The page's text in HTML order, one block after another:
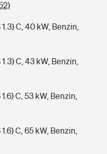
C, 40 kW, Benzin,
C, 43 kW, Benzin,
C, 53 kW, Benzin,
C, 65 kW, Benzin,